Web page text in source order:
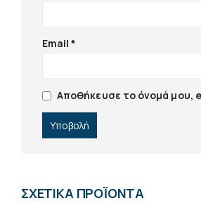
Email*
Αποθήκευσε το όνομά μου,
ΣΧΕΤΙΚΆ ΠΡΟΪΌΝΤΑ